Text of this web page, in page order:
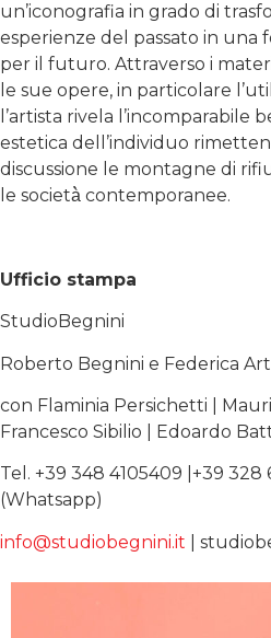
un’iconografia in grado di
esperienze del passato in una
per il futuro. Attraverso i
le sue opere, in particolare
l’artista rivela l’incomparabile
estetica dell’individuo
discussione le montagne di
le società̀ contemporanee.
Ufficio stampa
StudioBegnini
Roberto Begnini e Federica
con Flaminia Persichetti |
Francesco Sibilio | Edoardo
Tel. +39 348 4105409 |+39 328
(Whatsapp)
info@studiobegnini.it |